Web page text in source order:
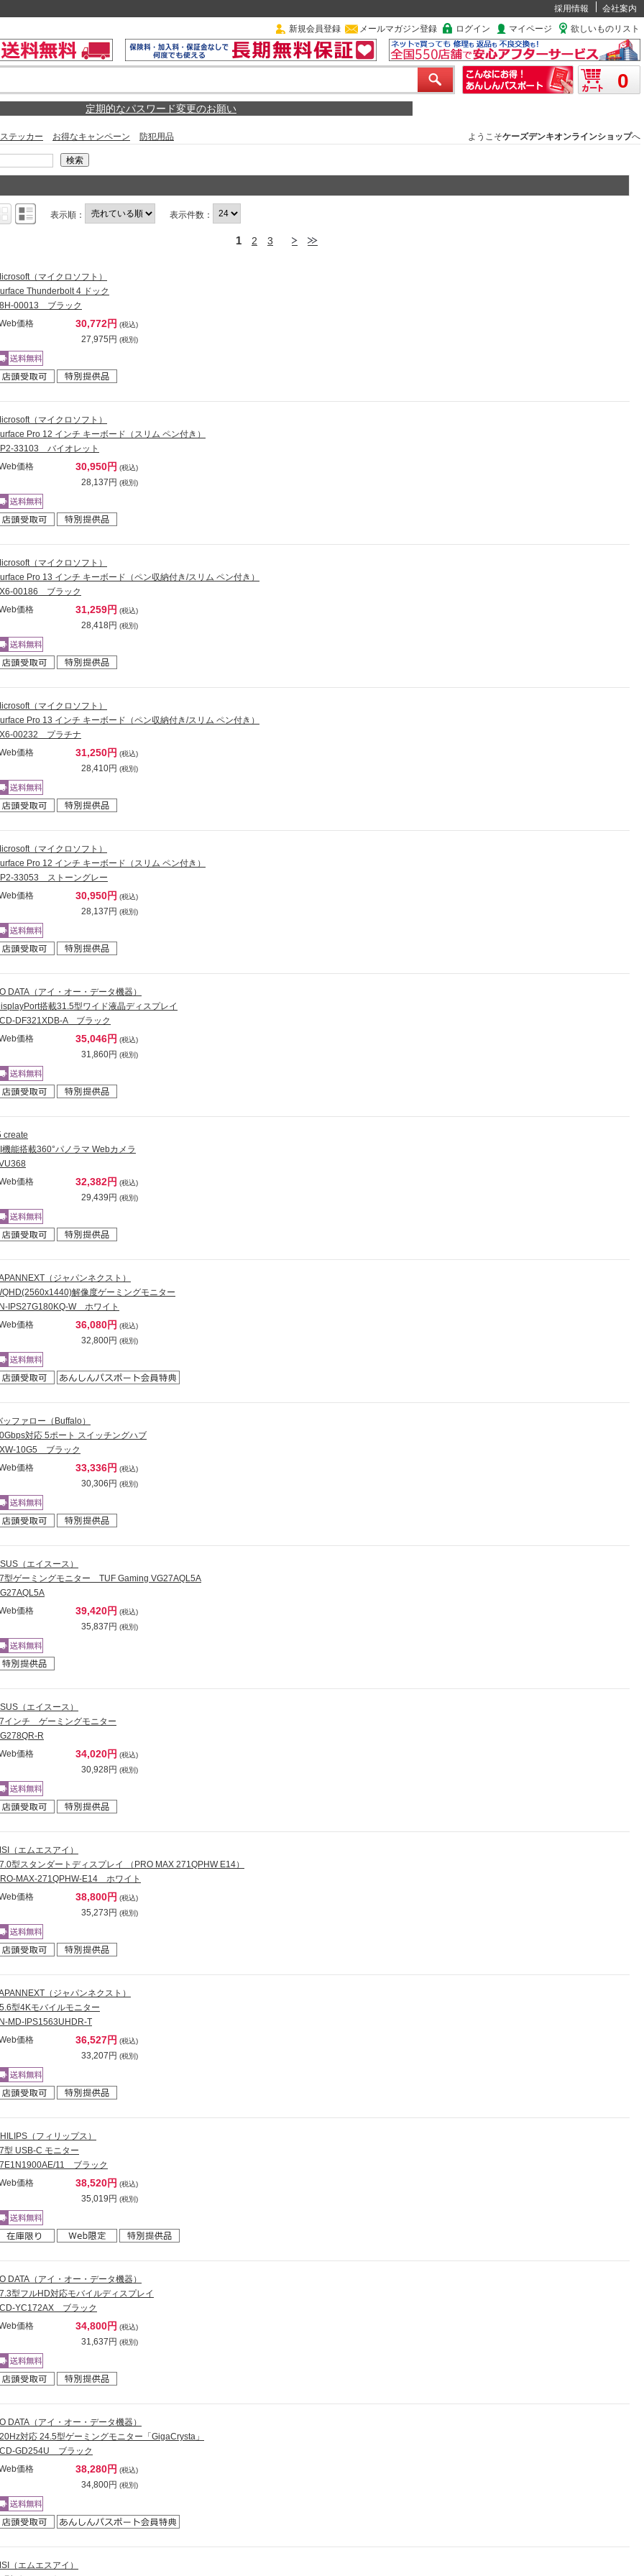
採用情報
会社案内
新規会員登録
メールマガジン登録 ログイン マイページ 欲しいものリスト
0
定期的なパスワード変更のお願い
テッカー お得なキャンペーン 防犯用品 ようこそケーズデンキオンラインショップへ
表示順： 表示件数：
1 2 3
（マイクロソフト）
Thunderbolt 4 ドック
00013 ブラック
価格
30,772円 (税込)
27,975円 (税別)
（マイクロソフト）
Pro 12 インチ キーボード（スリム ペン付き）
33103 バイオレット
価格
30,950円 (税込)
28,137円 (税別)
（マイクロソフト）
Pro 13 インチ キーボード（ペン収納付き/スリム ペン付き）
00186 ブラック
価格
31,259円 (税込)
28,418円 (税別)
（マイクロソフト）
Pro 13 インチ キーボード（ペン収納付き/スリム ペン付き）
00232 プラチナ
価格
31,250円 (税込)
28,410円 (税別)
（マイクロソフト）
Pro 12 インチ キーボード（スリム ペン付き）
33053 ストーングレー
価格
30,950円 (税込)
28,137円 (税別)
DATA（アイ・オー・データ機器）
搭載31.5型ワイド液晶ディスプレイ
DF321XDB-A ブラック
価格
35,046円 (税込)
31,860円 (税別)
create
機能搭載360°パノラマ Webカメラ
価格
32,382円 (税込)
29,439円 (税別)
（ジャパンネクスト）
解像度ゲーミングモニター
IPS27G180KQ-W ホワイト
価格
36,080円 (税込)
32,800円 (税別)
ッファロー（Buffalo）
対応 5ポート スイッチングハブ
10G5 ブラック
価格
33,336円 (税込)
30,306円 (税別)
（エイスース）
型ゲーミングモニター TUF Gaming VG27AQL5A
価格
39,420円 (税込)
35,837円 (税別)
（エイスース）
インチ ゲーミングモニター
R
価格
34,020円 (税込)
30,928円 (税別)
（エムエスアイ）
型スタンダートディスプレイ （PRO MAX 271QPHW E14）
MAX-271QPHW-E14 ホワイト
価格
38,800円 (税込)
35,273円 (税別)
（ジャパンネクスト）
型4Kモバイルモニター
MD-IPS1563UHDR-T
価格
36,527円 (税込)
33,207円 (税別)
（フィリップス）
型 USB-C モニター
11 ブラック
価格
38,520円 (税込)
35,019円 (税別)
DATA（アイ・オー・データ機器）
型フルHD対応モバイルディスプレイ
YC172AX ブラック
価格
34,800円 (税込)
31,637円 (税別)
DATA（アイ・オー・データ機器）
対応 24.5型ゲーミングモニター「GigaCrysta」
GD254U ブラック
価格
38,280円 (税込)
34,800円 (税別)
（エムエスアイ）